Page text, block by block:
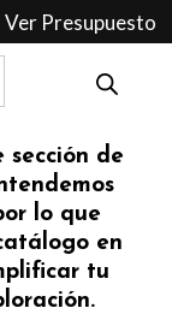
Ver Presupuesto
sección de
lo que
en
tu